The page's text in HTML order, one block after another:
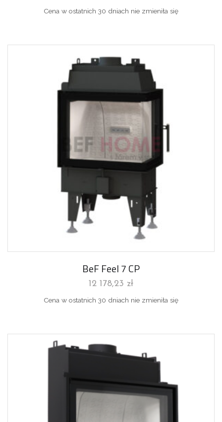
Cena w ostatnich 30 dniach nie zmieniła się
BeF Feel 7 CP
12 178,23 zł
Cena w ostatnich 30 dniach nie zmieniła się